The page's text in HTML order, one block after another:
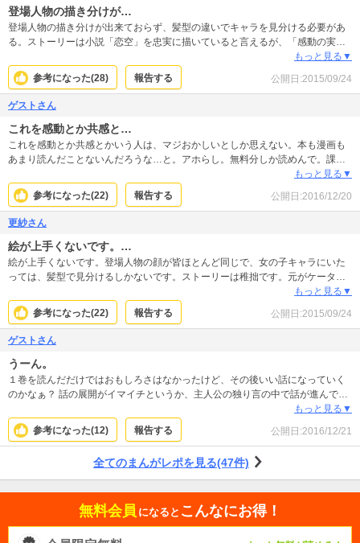
登場人物の描き分けが…
登場人物の描き分けが出来ておらず、髪型の違いでキャラを見分ける必要があ
る。ストーリーは小説「恋空」を忠実に描いていると言えるが、「感動の実
話」と謳っているわりに支離滅裂というか、矛盾がたくさんあり…単純に話と
して面白くない。「こんな恋がしたい！」と言ってる中高生、自分の周りには
いないが、いるとしたら「え？レイプされたり、流産したり、愛する人と死別
したりしたいの？」と問いたい。原作が原作なので話が面白くないのは仕方な
いが、それにしたって、この漫画家さんは画力をもっと身につける必要あり。
もっと見る▼
参考になった(28) 報告する 公開日:2015/09/24
ゲストさん
これを感動とか共感と…
これを感動とか共感とかいう人は、マジおかしいとしか思えない。本も漫画も
あまり読んだことないんだろうな…と。アホらし。無料分しか読めんで。課金
もっと見る▼
参考になった(22) 報告する 公開日:2016/12/20
更紗さん
絵が上手くないです。…
絵が上手くないです。登場人物の顔が皆ほとんど同じで、女の子キャラにいた
っては、髪型で見分けるしかないです。ストーリーは稚拙です。元がケータイ
もっと見る▼
参考になった(22) 報告する 公開日:2015/09/24
ゲストさん
うーん。
１巻を読んだだけではおもしろさはなかったけど、その後いい話になっていく
のかなぁ？ 話の展開がイマイチというか、主人公の独り言の中で話が進んでい
く感じで、正直退屈します。 登場人物も浅はかな感じで、共感はできないです
ね。 漫画の描き方が違う感じならもしかしたら良かったりするのかなー。
もっと見る▼
参考になった(12) 報告する 公開日:2016/12/21
全てのまんがレポを見る(47件)
無料会員 になると こんなにお得！